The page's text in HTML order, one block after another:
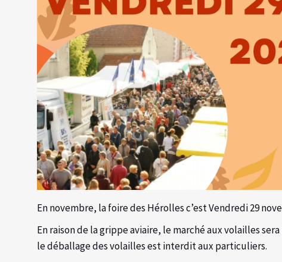
En novembre, la foire des Hérolles c’est Vendredi 29
En raison de la grippe aviaire, le marché aux volailles
le déballage des volailles est interdit aux particuliers.